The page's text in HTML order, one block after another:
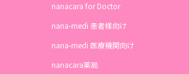
nanacara for Doctor
nana-medi 患者様向け
nana-medi 医療機関向け
nanacara薬局